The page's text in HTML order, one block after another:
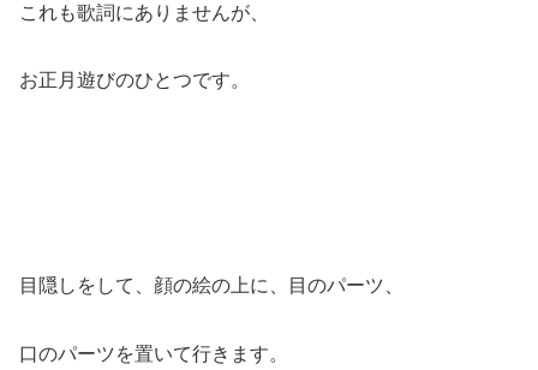
これも歌詞にありませんが、
お正月遊びのひとつです。
目隠しをして、顔の絵の上に、目のパーツ、
口のパーツを置いて行きます。